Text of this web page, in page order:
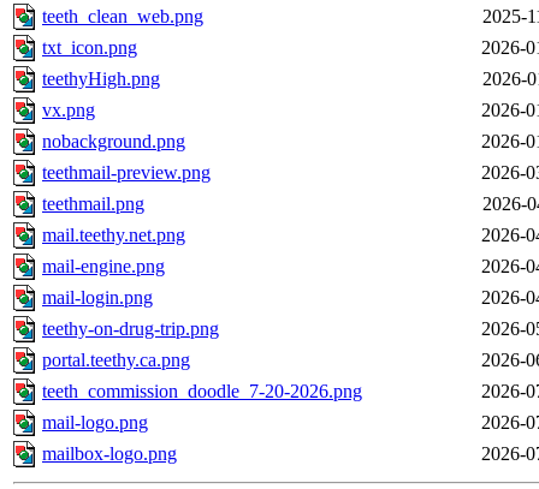
teeth_clean_web.png
2025-
txt_icon.png
2026-
teethyHigh.png
2026-
vx.png
2026-
nobackground.png
2026-
teethmail-preview.png
2026-
teethmail.png
2026-
mail.teethy.net.png
2026-
mail-engine.png
2026-
mail-login.png
2026-
teethy-on-drug-trip.png
2026-
portal.teethy.ca.png
2026-
teeth_commission_doodle_7-20-2026.png
2026-
mail-logo.png
2026-
mailbox-logo.png
2026-